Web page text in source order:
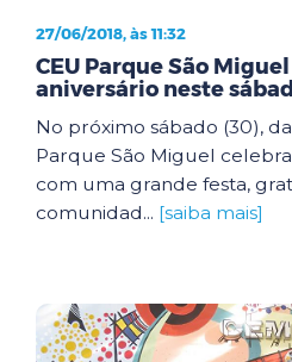
27/06/2018, às 11:32
CEU Parque São
aniversário neste
No próximo sábado (30),
Parque São Miguel celebra
com uma grande festa,
comunidad... [saiba mais]